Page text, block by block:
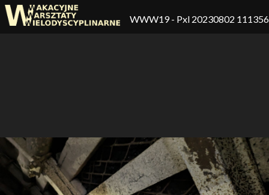
WWW19- Pxl 20230802